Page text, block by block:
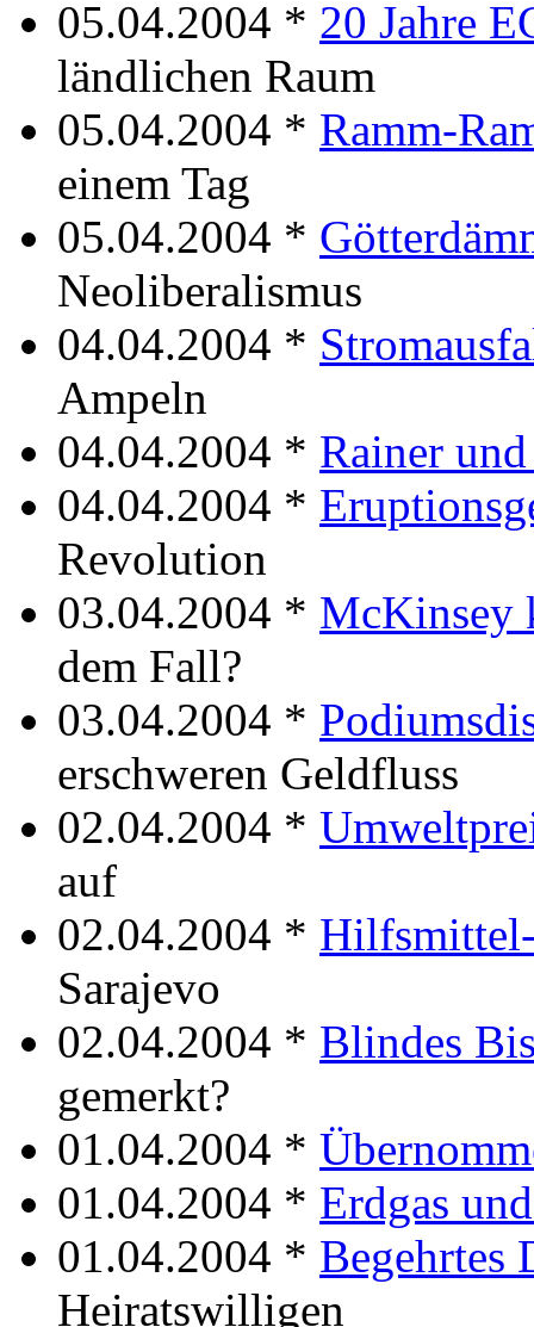
05.04.2004 * 20 Jahre
ländlichen Raum
05.04.2004 * Ramm-
einem Tag
05.04.2004 *
Neoliberalismus
04.04.2004 *
Ampeln
04.04.2004 * Rainer
04.04.2004 *
Revolution
03.04.2004 * McKinsey
dem Fall?
03.04.2004 *
erschweren Geldfluss
02.04.2004 *
auf
02.04.2004 *
Sarajevo
02.04.2004 * Blindes
gemerkt?
01.04.2004 *
01.04.2004 * Erdgas
01.04.2004 * Begehrtes
Heiratswilligen